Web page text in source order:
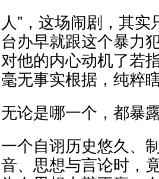
人”，这场闹剧，其
台办早就跟这个暴力
对他的内心动机了若
毫无事实根据，纯粹
无论是哪一个，都暴
一个自诩历史悠久、
音、思想与言论时，